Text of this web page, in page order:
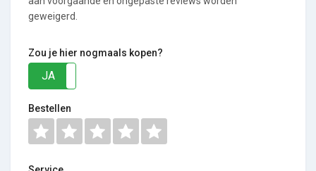
geweigerd.
Zou je hier nogmaals kopen?
JA
Bestellen